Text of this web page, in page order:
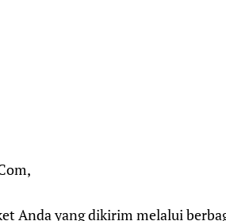
Anda yang dikirim melalui